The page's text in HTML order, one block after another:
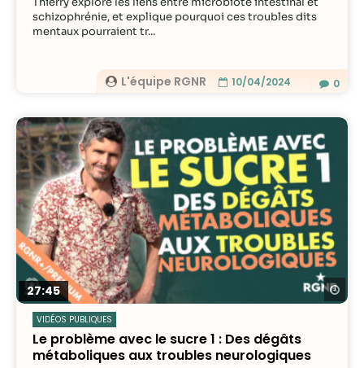
L'équipe RGNR 10/04/2024
schizophrénie, et explique pourquoi ces troubles dits
mentaux pourraient tr...
0
27:45
VIDÉOS PUBLIQUES
Le problème avec le sucre 1 : Des dégâts
métaboliques aux troubles neurologiques